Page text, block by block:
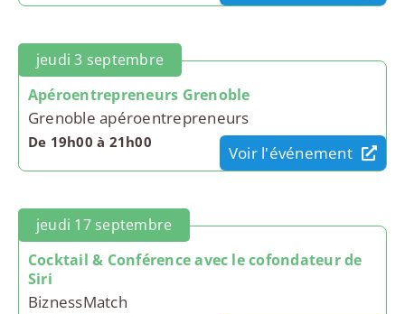
jeudi 3 septembre
Apéroentrepreneurs Grenoble
Grenoble apéroentrepreneurs
De 19h00 à 21h00
Voir l'événement
jeudi 17 septembre
Cocktail & Conférence avec le cofondateur de
Siri
BiznessMatch